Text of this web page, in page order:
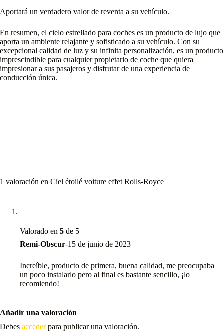
Aportará un verdadero valor de reventa a su vehículo.
En resumen, el cielo estrellado para coches es un producto de lujo que
aporta un ambiente relajante y sofisticado a su vehículo. Con su
excepcional calidad de luz y su infinita personalización, es un producto
imprescindible para cualquier propietario de coche que quiera
impresionar a sus pasajeros y disfrutar de una experiencia de
conducción única.
1 valoración en Ciel étoilé voiture effet Rolls-Royce
Valorado en 5 de 5
Remi-Obscur-15 de junio de 2023
Increíble, producto de primera, buena calidad, me preocupaba
un poco instalarlo pero al final es bastante sencillo, ¡lo
recomiendo!
Añadir una valoración
Debes accederpara publicar una valoración.